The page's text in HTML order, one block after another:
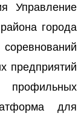
Управление
города
предприятий
для